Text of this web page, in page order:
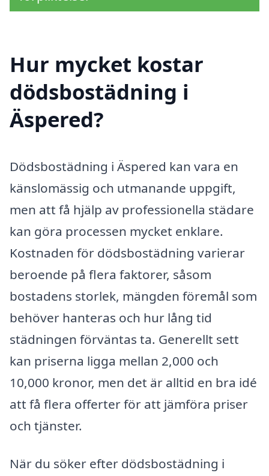
Hur mycket kostar
dödsbostädning i
Äspered?
Dödsbostädning i Äspered kan vara en
känslomässig och utmanande uppgift,
men att få hjälp av professionella städare
kan göra processen mycket enklare.
Kostnaden för dödsbostädning varierar
beroende på flera faktorer, såsom
bostadens storlek, mängden föremål som
behöver hanteras och hur lång tid
städningen förväntas ta. Generellt sett
kan priserna ligga mellan 2,000 och
10,000 kronor, men det är alltid en bra idé
att få flera offerter för att jämföra priser
och tjänster.
När du söker efter dödsbostädning i